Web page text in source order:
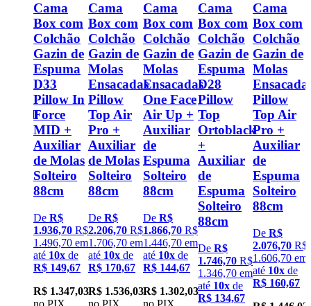
Cama
Box com
Colchão
Gazin de
Espuma
D33
Pillow In
Force
MID +
Auxiliar
de Molas
Solteiro
88cm
De R$
1.936,70 R$
1.496,70 em
até 10x de
R$ 149,67
R$ 1.347,03
Cama
Box com
Colchão
Gazin de
Molas
Ensacadas
Pillow
Top Air
Pro +
Auxiliar
de Molas
Solteiro
88cm
De R$
2.206,70 R$
1.706,70 em
até 10x de
R$ 170,67
R$ 1.536,03
Cama
Box com
Colchão
Gazin de
Molas
Ensacadas
One Face
Air Up +
Auxiliar
de
Espuma
Solteiro
88cm
De R$
1.866,70 R$
1.446,70 em
até 10x de
R$ 144,67
R$ 1.302,03
Cama
Box com
Colchão
Gazin de
Espuma
D28
Pillow
Top
Ortoblack
+
Auxiliar
de
Espuma
Solteiro
88cm
De R$
1.746,70 R$
1.346,70 em
até 10x de
R$ 134,67
Cama
Box com
Colchão
Gazin de
Molas
Pillow
Top Air
Pro +
Auxiliar
de
Espuma
Solteiro
88cm
De R$
2.076,70 R$
1.606,70 em
até 10x de
R$ 160,67